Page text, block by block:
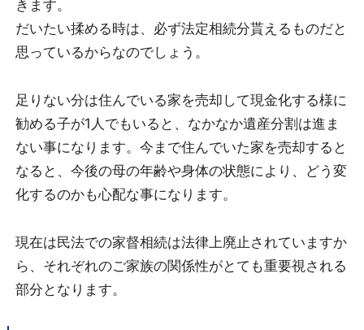
きます。
だいたい揉める時は、必ず法定相続分貰えるものだと
思っているからなのでしょう。
足りない分は住んでいる家を売却して現金化する様に
勧める子が1人でもいると、なかなか遺産分割は進ま
ない事になります。今まで住んでいた家を売却すると
なると、今後の母の年齢や身体の状態により、どう変
化するのかも心配な事になります。
現在は民法での家督相続は法律上廃止されていますか
ら、それぞれのご家族の関係性がとても重要視される
部分となります。